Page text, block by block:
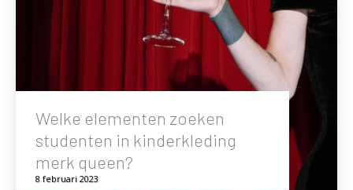
Welke elementen zoeken
studenten in kinderkleding
merk queen?
8 februari 2023